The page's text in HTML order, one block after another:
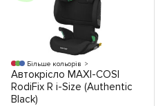
Більше кольорів
Автокрісло MAXI-COSI
RodiFix R i-Size (Authentic
Black)